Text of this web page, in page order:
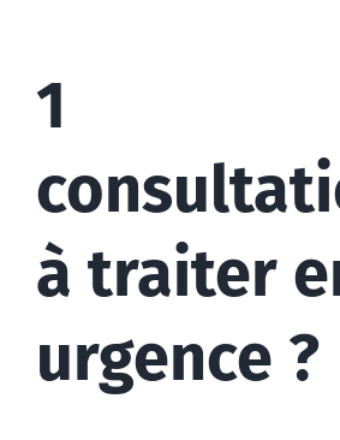
1
à traiter
urgence ?